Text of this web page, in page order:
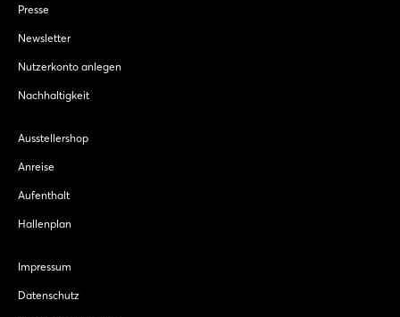
Presse
Newsletter
Nutzerkonto anlegen
Nachhaltigkeit
Ausstellershop
Anreise
Aufenthalt
Hallenplan
Impressum
Datenschutz